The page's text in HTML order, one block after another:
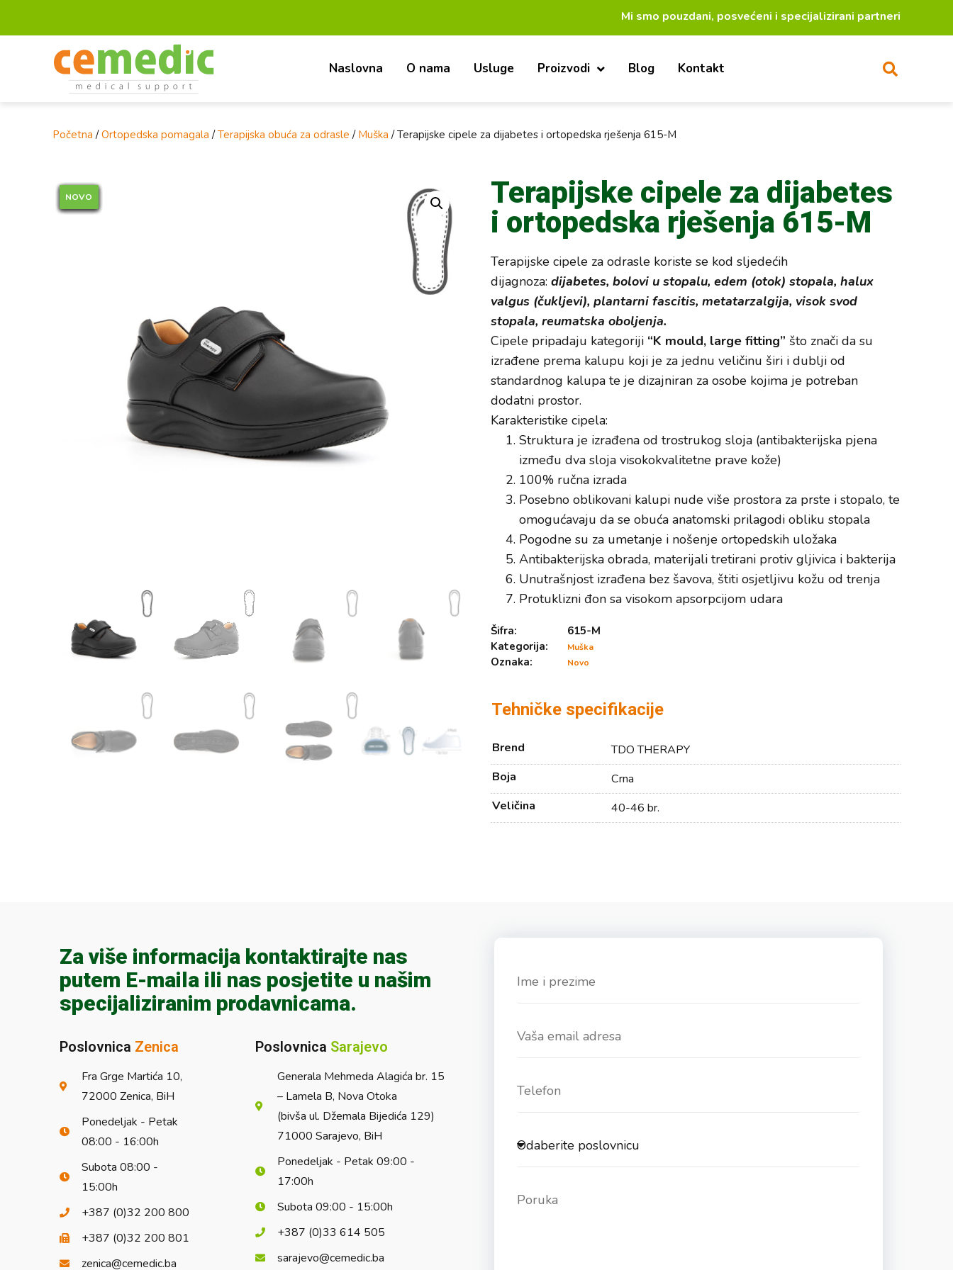
Mi smo pouzdani, posvećeni i specijalizirani partneri za lakši život –
Naslovna O nama Usluge Proizvodi Blog Kontakt
Početna /Ortopedska pomagala /Terapijska obuća za odrasle / Muška / Terapijske cipele za dijabetes i ortopedska rješenja 615-M
NOVO
NOVO
NOVO
NOVO
NOVO
NOVO
NOVO
NOVO
Terapijske cipele za dijabetes
i ortopedska rješenja 615-M
Terapijske cipele za odrasle koriste se kod sljedećih
dijagnoza: dijabetes, bolovi u stopalu, edem (otok) stopala, halux
valgus (čukljevi), plantarni fascitis, metatarzalgija, visok svod
stopala, reumatska oboljenja.
Cipele pripadaju kategoriji “K mould, large fitting” što znači da su
izrađene prema kalupu koji je za jednu veličinu širi i dublji od
standardnog kalupa te je dizajniran za osobe kojima je potreban
dodatni prostor.
Karakteristike cipela:
Struktura je izrađena od trostrukog sloja (antibakterijska pjena
između dva sloja visokokvalitetne prave kože)
100% ručna izrada
Posebno oblikovani kalupi nude više prostora za prste i stopalo, te
omogućavaju da se obuća anatomski prilagodi obliku stopala
Pogodne su za umetanje i nošenje ortopedskih uložaka
Antibakterijska obrada, materijali tretirani protiv gljivica i bakterija
Unutrašnjost izrađena bez šavova, štiti osjetljivu kožu od trenja
Protuklizni đon sa visokom apsorpcijom udara
Šifra:
615-M
Kategorija:
Muška
Oznaka: Novo
Tehničke specifikacije
Brend
TDO THERAPY
Boja
Crna
Veličina
40-46 br.
Za više informacija kontaktirajte nas
putem E-maila ili nas posjetite u našim
specijaliziranim prodavnicama.
Poslovnica Zenica
Fra Grge Martića 10,
72000 Zenica, BiH
Ponedeljak - Petak
08:00 - 16:00h
Subota 08:00 -
15:00h
+387 (0)32 200 800
+387 (0)32 200 801
zenica@cemedic.ba
Poslovnica Sarajevo
Generala Mehmeda Alagića br. 15
– Lamela B, Nova Otoka
(bivša ul. Džemala Bijedića 129)
71000 Sarajevo, BiH
Ponedeljak - Petak 09:00 -
17:00h
Subota 09:00 - 15:00h
+387 (0)33 614 505
sarajevo@cemedic.ba